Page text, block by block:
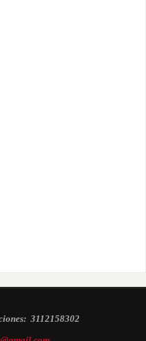
3112158302